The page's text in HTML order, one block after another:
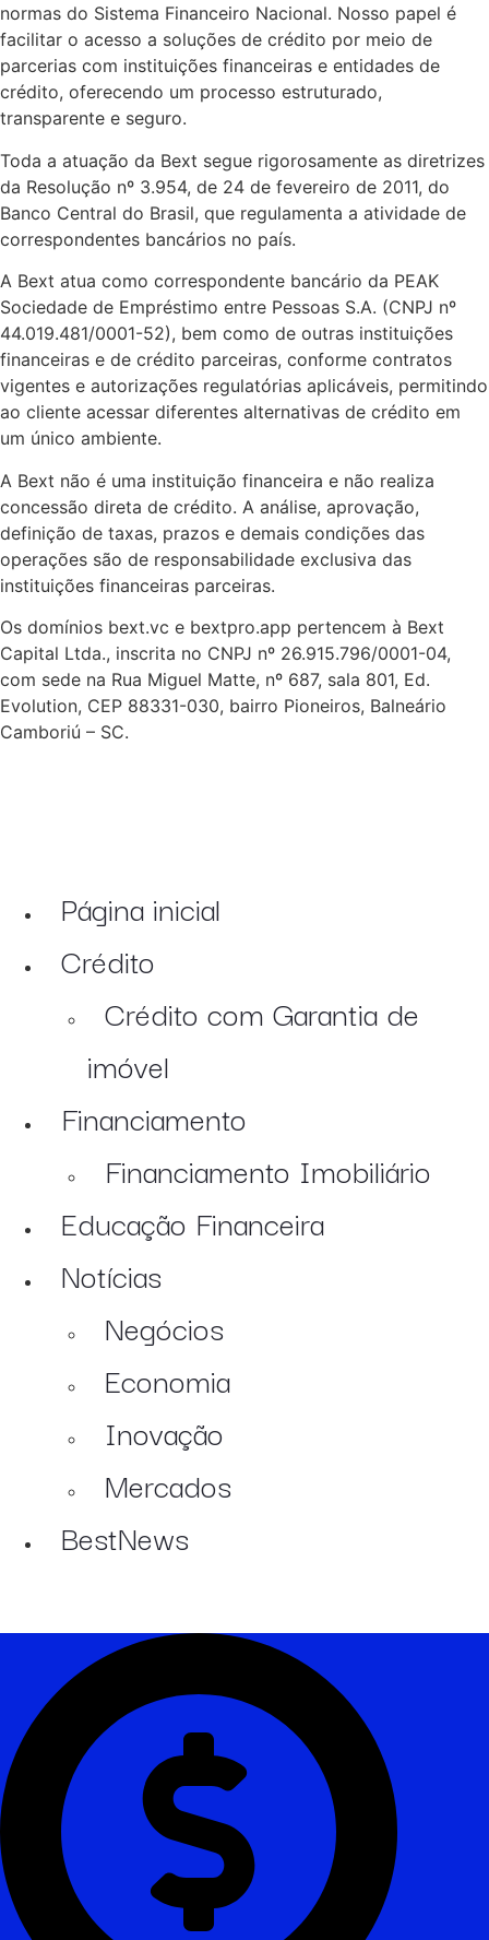
normas do Sistema Financeiro Nacional. Nosso papel é
facilitar o acesso a soluções de crédito por meio de
parcerias com instituições financeiras e entidades de
crédito, oferecendo um processo estruturado,
transparente e seguro.
Toda a atuação da Bext segue rigorosamente as diretrizes
da Resolução nº 3.954, de 24 de fevereiro de 2011, do
Banco Central do Brasil, que regulamenta a atividade de
correspondentes bancários no país.
A Bext atua como correspondente bancário da PEAK
Sociedade de Empréstimo entre Pessoas S.A. (CNPJ nº
44.019.481/0001-52), bem como de outras instituições
financeiras e de crédito parceiras, conforme contratos
vigentes e autorizações regulatórias aplicáveis, permitindo
ao cliente acessar diferentes alternativas de crédito em
um único ambiente.
A Bext não é uma instituição financeira e não realiza
concessão direta de crédito. A análise, aprovação,
definição de taxas, prazos e demais condições das
operações são de responsabilidade exclusiva das
instituições financeiras parceiras.
Os domínios bext.vc e bextpro.app pertencem à Bext
Capital Ltda., inscrita no CNPJ nº 26.915.796/0001-04,
com sede na Rua Miguel Matte, nº 687, sala 801, Ed.
Evolution, CEP 88331-030, bairro Pioneiros, Balneário
Camboriú – SC.
Página inicial
Crédito
Crédito com Garantia de
imóvel
Financiamento
Financiamento Imobiliário
Educação Financeira
Notícias
Negócios
Economia
Inovação
Mercados
BestNews